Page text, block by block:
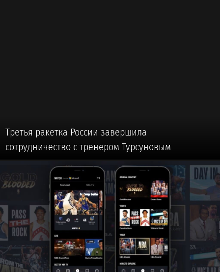
Третья ракетка России завершила
сотрудничество с тренером Турсуновым
🥎 #ТЕННИС